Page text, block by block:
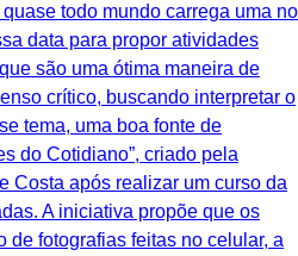
todo mundo carrega uma no
data para propor atividades
são uma ótima maneira de
crítico, buscando interpretar o
tema, uma boa fonte de
do Cotidiano”, criado pela
Costa após realizar um curso da
A iniciativa propõe que os
de fotografias feitas no celular, a